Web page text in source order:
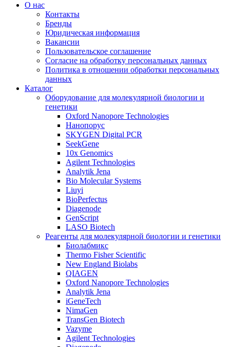
О нас
Контакты
Бренды
Юридическая информация
Вакансии
Пользовательское соглашение
Согласие на обработку персональных данных
Политика в отношении обработки персональных
данных
Каталог
Оборудование для молекулярной биологии и
генетики
Oxford Nanopore Technologies
Нанопорус
SKYGEN Digital PCR
SeekGene
10x Genomics
Agilent Technologies
Analytik Jena
Bio Molecular Systems
Liuyi
BioPerfectus
Diagenode
GenScript
LASO Biotech
Реагенты для молекулярной биологии и генетики
Биолабмикс
Thermo Fisher Scientific
New England Biolabs
QIAGEN
Oxford Nanopore Technologies
Analytik Jena
iGeneTech
NimaGen
TransGen Biotech
Vazyme
Agilent Technologies